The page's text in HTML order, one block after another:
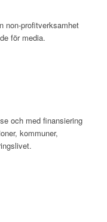
non-profitverksamhet
för media.
och med finansiering
kommuner,